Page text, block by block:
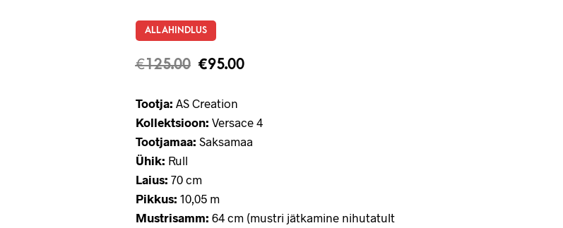
ALLAHINDLUS
€125.00 €95.00
Tootja: AS Creation
Kollektsioon: Versace 4
Tootjamaa: Saksamaa
Ühik: Rull
Laius: 70 cm
Pikkus: 10,05 m
Mustrisamm: 64 cm (mustri jätkamine nihutatult